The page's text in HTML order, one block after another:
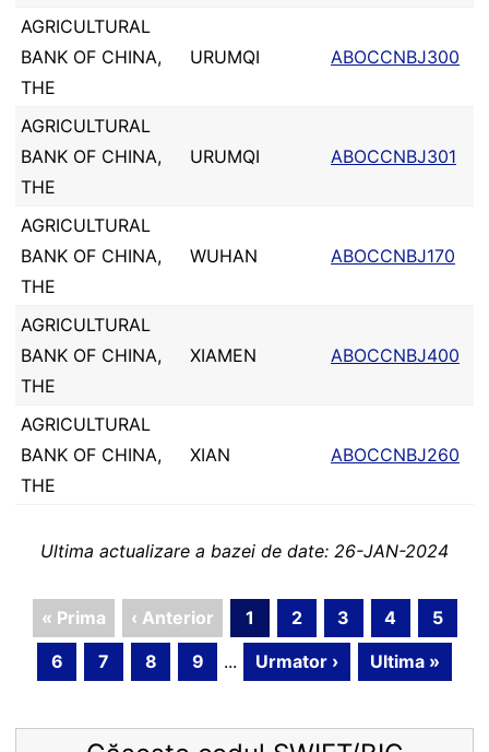
AGRICULTURAL
BANK OF CHINA,
THE
URUMQI ABOCCNBJ300
AGRICULTURAL
BANK OF CHINA,
THE
URUMQI ABOCCNBJ301
AGRICULTURAL
BANK OF CHINA,
THE
WUHAN ABOCCNBJ170
AGRICULTURAL
BANK OF CHINA,
THE
XIAMEN ABOCCNBJ400
AGRICULTURAL
BANK OF CHINA,
THE
XIAN ABOCCNBJ260
Ultima actualizare a bazei de date: 26-JAN-2024
« Prima ‹ Anterior 1 2 3 4
5
6
7 8 9 ... Urmator › Ultima »